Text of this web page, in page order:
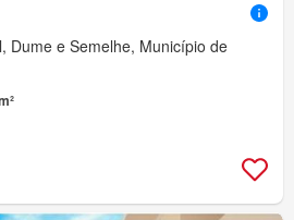
Dume e Semelhe, Município de